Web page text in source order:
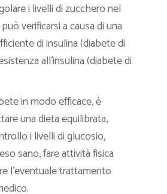
i livelli di zucchero nel
verificarsi a causa di una
di insulina (diabete di
all’insulina (diabete di
in modo efficace, è
una dieta equilibrata,
i livelli di glucosio,
sano, fare attività fisica
l’eventuale trattamento